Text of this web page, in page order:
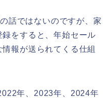
話ではないのですが、家
をすると、年始セール
報が送られてくる仕組
年、2023年、2024年